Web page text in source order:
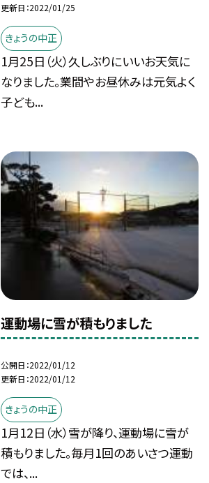
更新日 2022/01/25
きょうの中正
1月25日（火）久しぶりにいいお天気に
なりました。業間やお昼休みは元気よく
子ども...
運動場に雪が積もりました
公開日 2022/01/12
更新日 2022/01/12
きょうの中正
1月12日（水）雪が降り、運動場に雪が
積もりました。毎月1回のあいさつ運動
では、...